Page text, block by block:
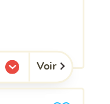
Voir